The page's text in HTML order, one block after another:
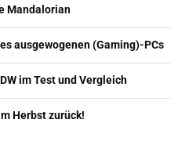
Mandalorian
ausgewogenen (Gaming)-PCs
im Test und Vergleich
Herbst zurück!